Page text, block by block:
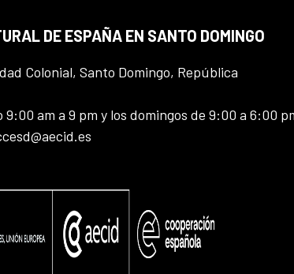
DE ESPAÑA EN SANTO DOMINGO
Colonial, Santo Domingo, República
9:00 am a 9 pm y los domingos de 9:00 a 6:00